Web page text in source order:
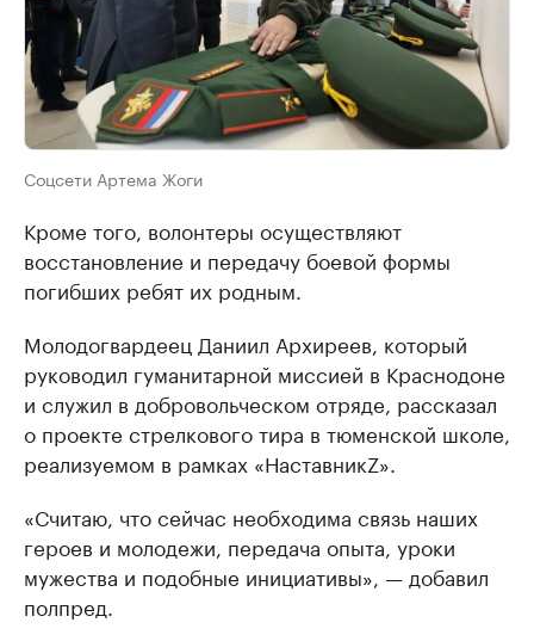
Соцсети Артема Жоги
Кроме того, волонтеры осуществляют
восстановление и передачу боевой формы
погибших ребят их родным.
Молодогвардеец Даниил Архиреев, который
руководил гуманитарной миссией в Краснодоне
и служил в добровольческом отряде, рассказал
о проекте стрелкового тира в тюменской школе,
реализуемом в рамках «НаставникZ».
«Считаю, что сейчас необходима связь наших
героев и молодежи, передача опыта, уроки
мужества и подобные инициативы», — добавил
полпред.